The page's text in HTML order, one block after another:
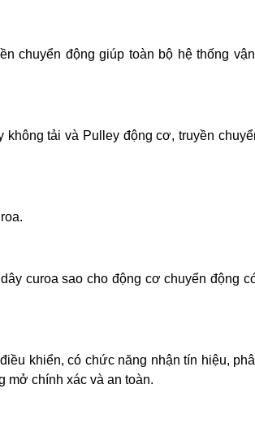
chuyển động giúp toàn bộ hệ thống
tải và Pulley động cơ, truyền
curoa sao cho động cơ chuyển động
khiển, có chức năng nhận tín hiệu,
mở chính xác và an toàn.